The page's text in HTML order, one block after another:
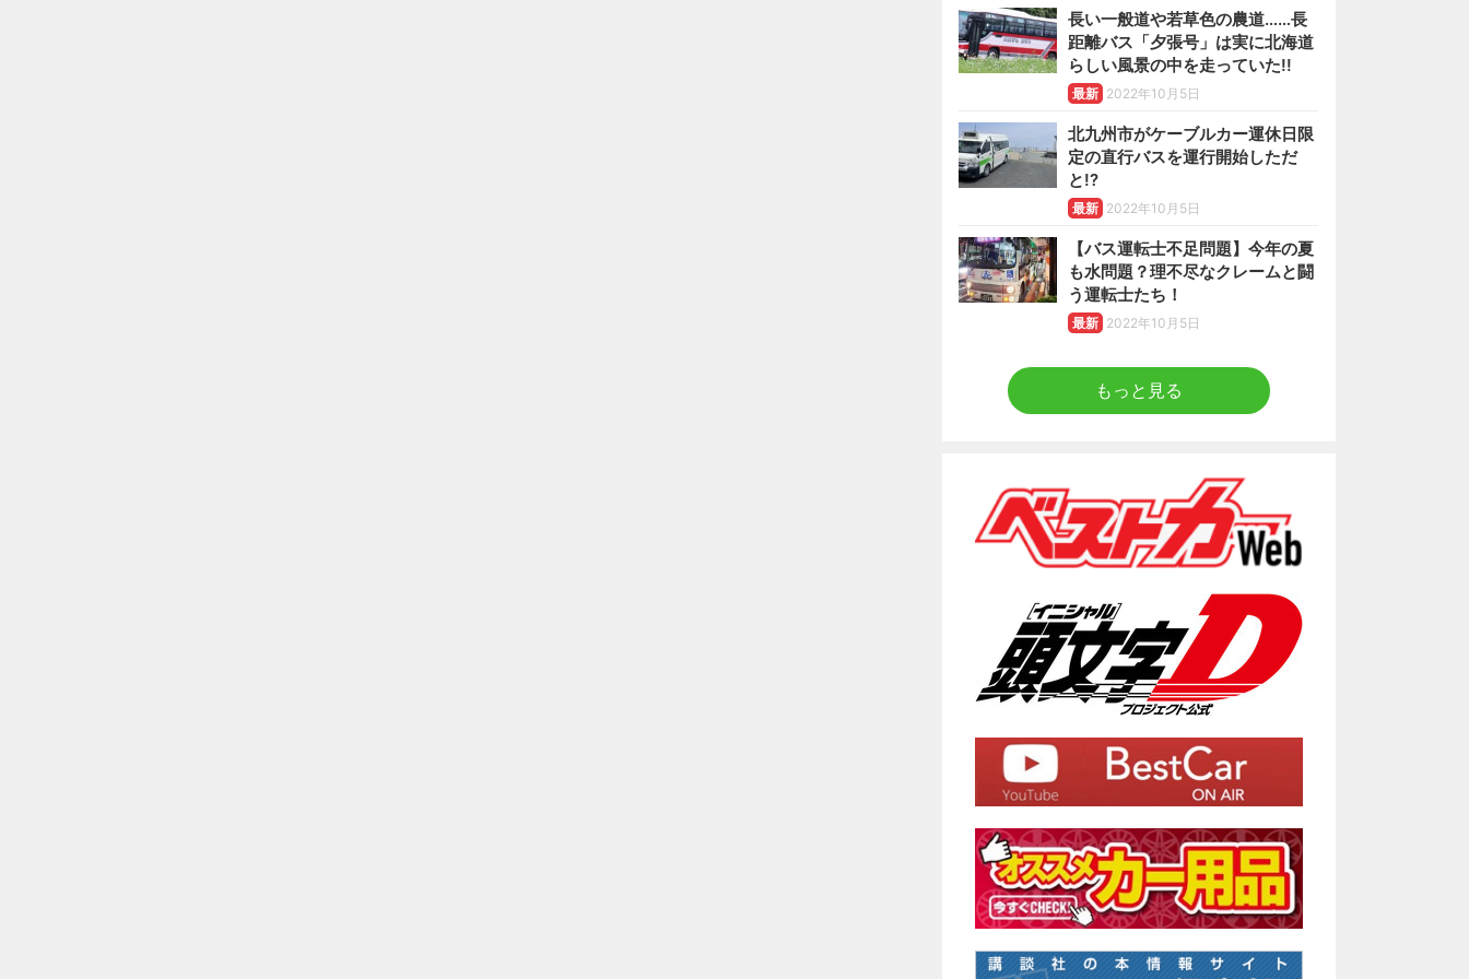
長い一般道や若草色の農道……長
距離バス「夕張号」は実に北海道
らしい風景の中を走っていた!!
最新 2022年10月5日
北九州市がケーブルカー運休日限
定の直行バスを運行開始しただ
と!?
最新 2022年10月5日
【バス運転士不足問題】今年の夏
も水問題？理不尽なクレームと闘
う運転士たち！
最新 2022年10月5日
もっと見る